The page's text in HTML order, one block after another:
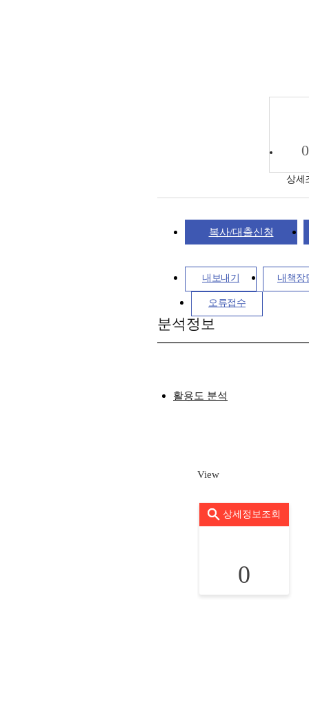
0
상세
복사/대출신청
내보내기 내책장
오류접수
분석정보
활용도 분석
View
상세정보조회
0